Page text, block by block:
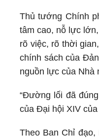
Thủ tướng Chính
tâm cao, nỗ lực
rõ việc, rõ thời
chính sách của
nguồn lực của Nhà
“Đường lối đã
của Đại hội XIV
Theo Ban Chỉ